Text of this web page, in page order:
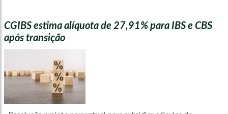
CGIBS estima alíquota de 27,91% para IBS e CBS
após transição